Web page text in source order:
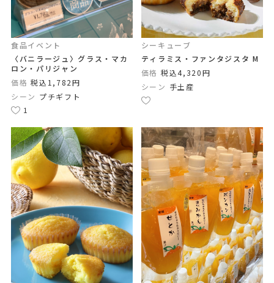
食品イベント
〈バニラージュ〉グラス・マカ
ロン・パリジャン
価格 税込1,782円
シーン プチギフト
1
シーキューブ
ティラミス・ファンタジスタ M
価格 税込4,320円
シーン 手土産